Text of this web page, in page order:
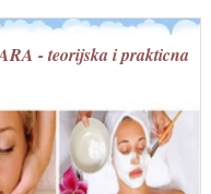
- teorijska i prakticna